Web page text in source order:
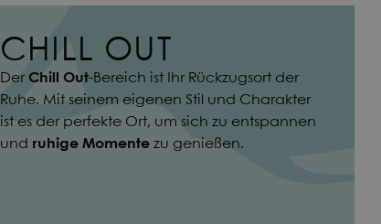
CHILL OUT
Der Chill Out-Bereich ist Ihr Rückzugsort der
Ruhe. Mit seinem eigenen Stil und Charakter
ist es der perfekte Ort, um sich zu entspannen
und ruhige Momentezu genießen.